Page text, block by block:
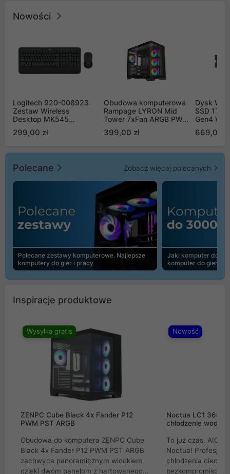
Nowości
Logitech 920-008923
Zestaw Wireless
Desktop MK545
299,00 zł
Obudowa komputerowa
Rampage LYRON Mid
Tower 7xFan ARGB PWM
399,00 zł
Dysk WD
SSD 1TB
Gen4
669,00
Polecane Zobacz więcej polecanych
Polecane zestawy komputerowe. Najlepsze
komputery do gier i pracy
Jaki komputer do
komputer do gier |
Inspiracje produktowe
Wysyłka gratis
ZENPC Cube Black 4x Fander P12
PWM PST ARGB
Obudowa do komputera ZENPC Cube
Black 4x Fander P12 PWM PST ARGB
zachwyca panoramicznym widokiem
dzięki dwóm panelom z hartowanego
Nowość
Noctua LC1
chłodzenie wodne
To już czas. AIO
Noctua!
chłodzenia cieczą